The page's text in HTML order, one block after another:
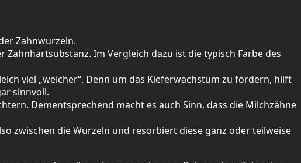
Zahnwurzeln.
Im Vergleich dazu ist die typisch Farbe des
viel „weicher“. Denn um das Kieferwachstum zu fördern, hilft
sinnvoll.
Dementsprechend macht es auch Sinn, dass die Milchzähne
zwischen die Wurzeln und resorbiert diese ganz oder teilweise